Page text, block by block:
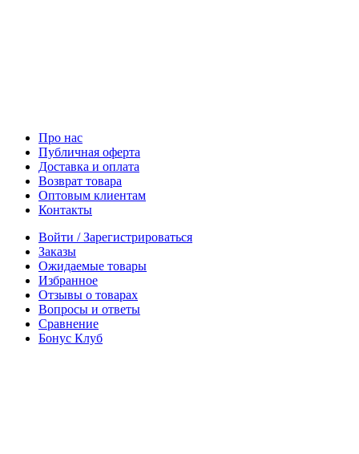
Про нас
Публичная оферта
Доставка и оплата
Возврат товара
Оптовым клиентам
Контакты
Войти / Зарегистрироваться
Заказы
Ожидаемые товары
Избранное
Отзывы о товарах
Вопросы и ответы
Сравнение
Бонус Клуб